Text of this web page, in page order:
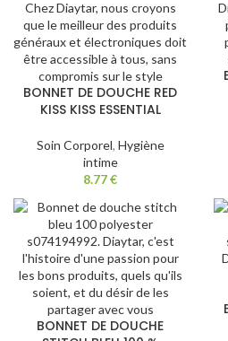
BONNET DE DOUCHE RED
KISS KISS ESSENTIAL
Soin Corporel, Hygiène
intime
8.77€
BONNET DE DOUCHE